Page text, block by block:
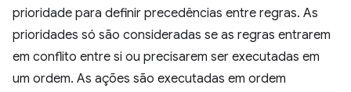
prioridade para definir precedências entre regras. As
prioridades só são consideradas se as regras entrarem
em conflito entre si ou precisarem ser executadas em
um ordem. As ações são executadas em ordem